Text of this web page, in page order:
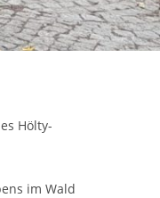
Hölty-
im Wald